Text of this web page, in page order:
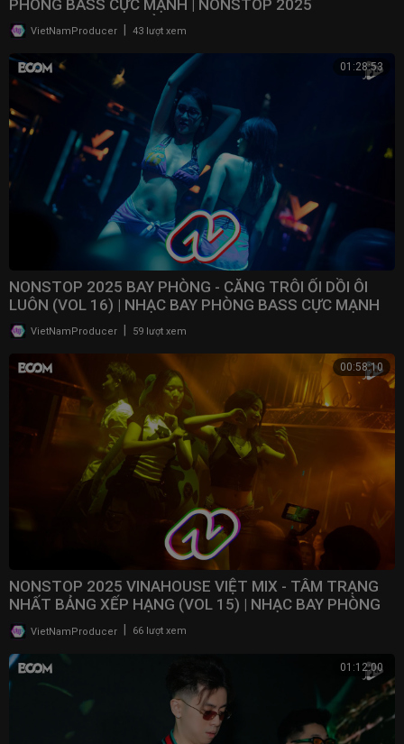
PHÒNG BASS CỰC MẠNH | NONSTOP 2025
VINAHOUSE BAY PHÒNG
VietNamProducer 43 lượt xem
01:28:53
NONSTOP 2025 BAY PHÒNG - CĂNG TRÔI ỐI DỒI ÔI
LUÔN (VOL 16) | NHẠC BAY PHÒNG BASS CỰC MẠNH ​
VietNamProducer 59 lượt xem
00:58:10
NONSTOP 2025 VINAHOUSE VIỆT MIX - TÂM TRẠNG
NHẤT BẢNG XẾP HẠNG (VOL 15) | NHẠC BAY PHÒNG
2025VietNamProducer 66 lượt xem
01:12:00